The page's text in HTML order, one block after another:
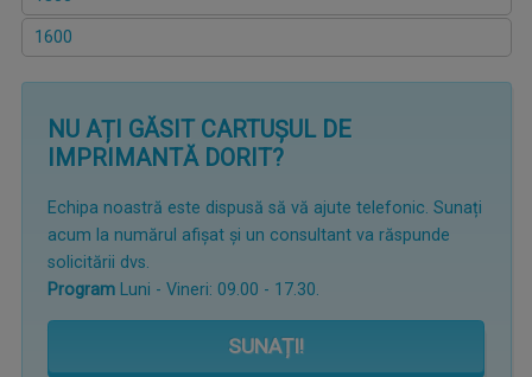
1600
NU AȚI GĂSIT CARTUȘUL DE
IMPRIMANTĂ DORIT?
Echipa noastră este dispusă să vă ajute telefonic. Sunați
acum la numărul afișat și un consultant va răspunde
solicitării dvs.
Program Luni - Vineri: 09.00 - 17.30.
SUNAȚI!